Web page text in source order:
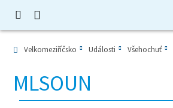
Velkomeziříčsko Události Všehochuť
MLSOUN